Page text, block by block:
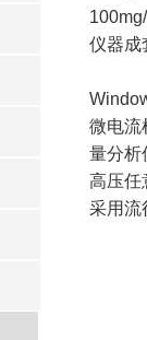
仪器成
微电流
量分析
高压任
采用流